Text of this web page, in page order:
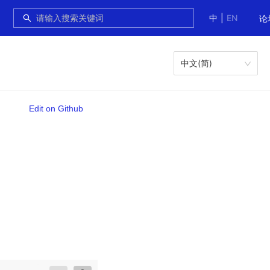
中 EN 论
中文(简)
Edit on Github